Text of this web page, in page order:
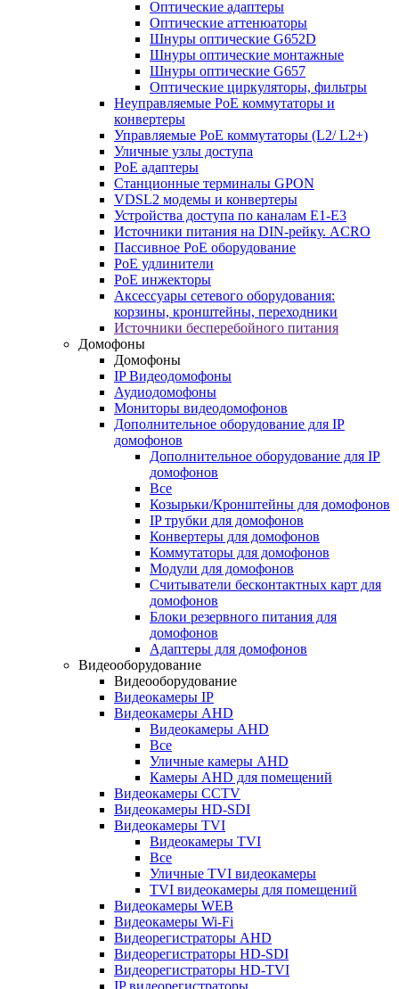
Оптические адаптеры
Оптические аттенюаторы
Шнуры оптические G652D
Шнуры оптические монтажные
Шнуры оптические G657
Оптические циркуляторы, фильтры
Неуправляемые PoE коммутаторы и
конвертеры
Управляемые PoE коммутаторы (L2/ L2+)
Уличные узлы доступа
PoE адаптеры
Станционные терминалы GPON
VDSL2 модемы и конвертеры
Устройства доступа по каналам E1-E3
Источники питания на DIN-рейку. ACRO
Пассивное PoE оборудование
PoE удлинители
PoE инжекторы
Аксессуары сетевого оборудования:
корзины, кронштейны, переходники
Источники бесперебойного питания
Домофоны
Домофоны
IP Видеодомофоны
Аудиодомофоны
Мониторы видеодомофонов
Дополнительное оборудование для IP
домофонов
Дополнительное оборудование для IP
домофонов
Все
Козырьки/Кронштейны для домофонов
IP трубки для домофонов
Конвертеры для домофонов
Коммутаторы для домофонов
Модули для домофонов
Считыватели бесконтактных карт для
домофонов
Блоки резервного питания для
домофонов
Адаптеры для домофонов
Видеооборудование
Видеооборудование
Видеокамеры IP
Видеокамеры AHD
Видеокамеры AHD
Все
Уличные камеры AHD
Камеры AHD для помещений
Видеокамеры CCTV
Видеокамеры HD-SDI
Видеокамеры TVI
Видеокамеры TVI
Все
Уличные TVI видеокамеры
TVI видеокамеры для помещений
Видеокамеры WEB
Видеокамеры Wi-Fi
Видеорегистраторы AHD
Видеорегистраторы HD-SDI
Видеорегистраторы HD-TVI
IP видеорегистраторы